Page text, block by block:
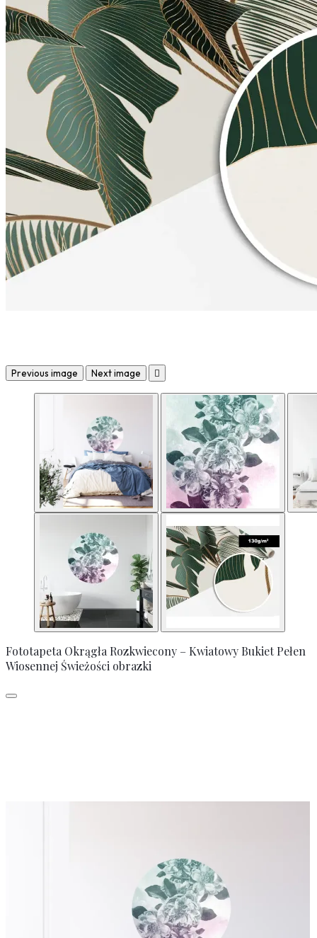
Previous image Next image 
Fototapeta Okrągła Rozkwiecony – Kwiatowy Bukiet Pełen
Wiosennej Świeżości obrazki